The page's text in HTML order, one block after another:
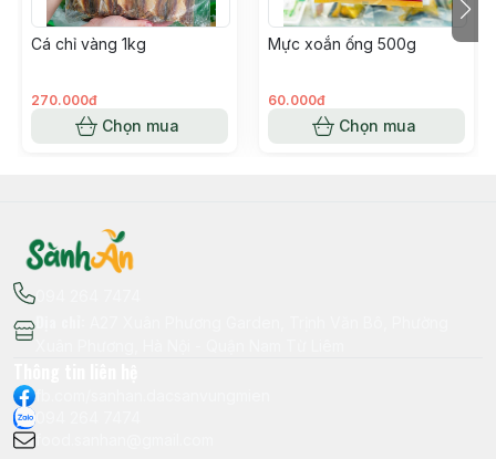
Cá chỉ vàng 1kg
270.000đ
Chọn mua
Mực xoắn ống 500g
60.000đ
Chọn mua